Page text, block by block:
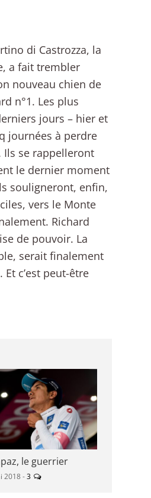
di Castrozza, la
a fait trembler
nouveau chien de
n°1. Les plus
jours – hier et
journées à perdre
Ils se rappelleront
le dernier moment
souligneront, enfin,
vers le Monte
Richard
de pouvoir. La
serait finalement
c’est peut-être
le guerrier
2018 -3